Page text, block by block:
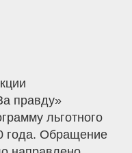
правду»
льготного
года. Обращение